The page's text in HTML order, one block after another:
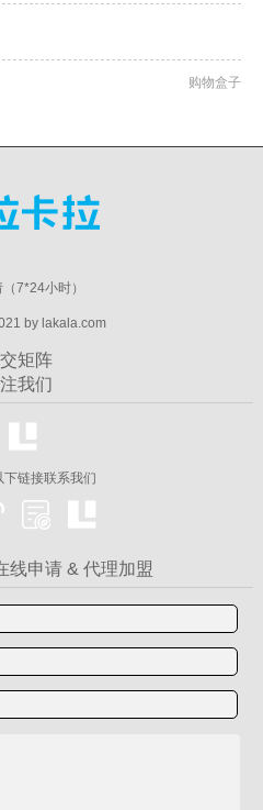
购物盒子
7*24小时）
by lakala.com
矩阵
我们
下链接联系我们
线申请 & 代理加盟